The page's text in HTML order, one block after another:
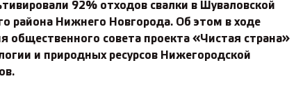
92% отходов свалки в Шуваловской
района Нижнего Новгорода. Об этом в ходе
общественного совета проекта «Чистая страна»
и природных ресурсов Нижегородской
.